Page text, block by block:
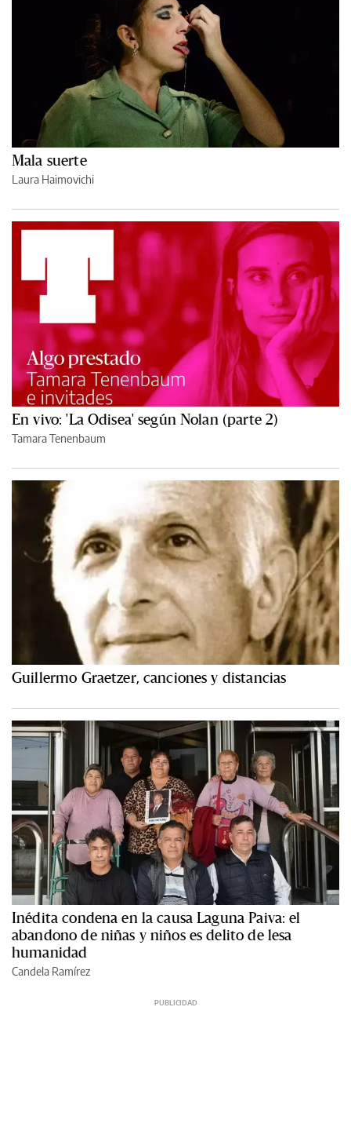
Mala suerte
Laura Haimovichi
En vivo: 'La Odisea' según Nolan (parte 2)
Tamara Tenenbaum
Guillermo Graetzer, canciones y distancias
Inédita condena en la causa Laguna Paiva: el
abandono de niñas y niños es delito de lesa
humanidad
Candela Ramírez